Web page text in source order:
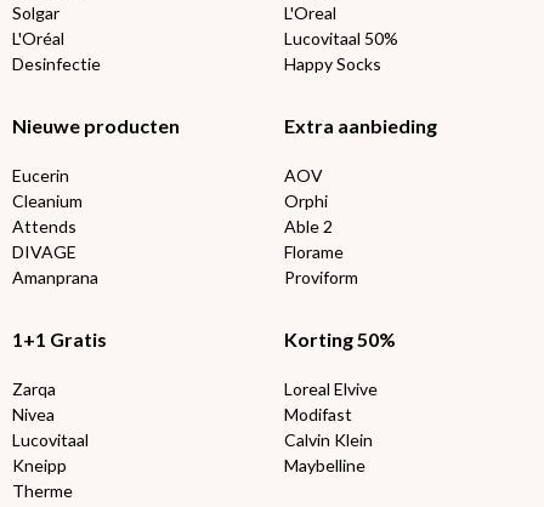
Solgar
L'Oréal
Desinfectie
L'Oreal
Lucovitaal 50%
Happy Socks
Nieuwe producten
Eucerin
Cleanium
Attends
DIVAGE
Amanprana
Extra aanbieding
AOV
Orphi
Able 2
Florame
Proviform
1+1 Gratis
Zarqa
Nivea
Lucovitaal
Kneipp
Therme
Korting 50%
Loreal Elvive
Modifast
Calvin Klein
Maybelline